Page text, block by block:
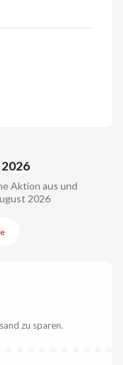
Aktion aus und
2026
zu sparen.